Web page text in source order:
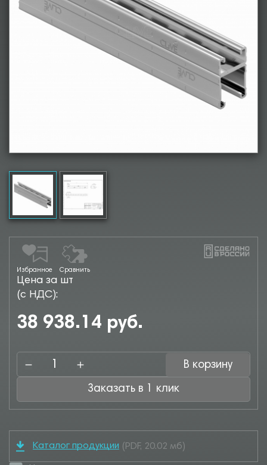
Избранное Сравнить
Цена за шт
(с НДС):
38 938.14 руб.
В корзину
Заказать в 1 клик
Каталог продукции (PDF, 20.02 мб)